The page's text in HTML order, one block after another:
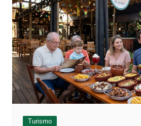
Turismo